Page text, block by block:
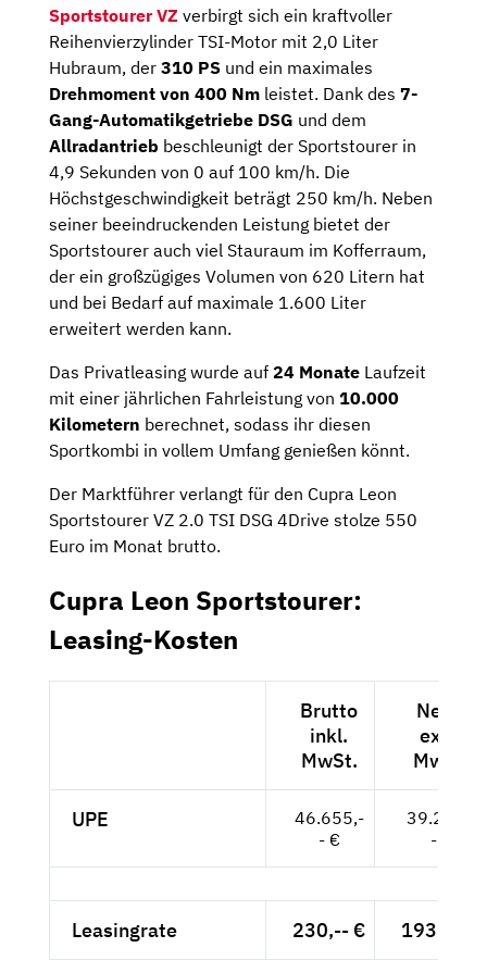
Sportstourer VZ verbirgt sich ein kraftvoller
Reihenvierzylinder TSI-Motor mit 2,0 Liter
Hubraum, der 310 PS und ein maximales
Drehmoment von 400 Nm leistet. Dank des 7-
Gang-Automatikgetriebe DSG und dem
Allradantrieb beschleunigt der Sportstourer in
4,9 Sekunden von 0 auf 100 km/h. Die
Höchstgeschwindigkeit beträgt 250 km/h. Neben
seiner beeindruckenden Leistung bietet der
Sportstourer auch viel Stauraum im Kofferraum,
der ein großzügiges Volumen von 620 Litern hat
und bei Bedarf auf maximale 1.600 Liter
erweitert werden kann.
Das Privatleasing wurde auf 24 Monate Laufzeit
mit einer jährlichen Fahrleistung von 10.000
Kilometern berechnet, sodass ihr diesen
Sportkombi in vollem Umfang genießen könnt.
Der Marktführer verlangt für den Cupra Leon
Sportstourer VZ 2.0 TSI DSG 4Drive stolze 550
Euro im Monat brutto.
Cupra Leon Sportstourer:
Leasing-Kosten
Brutto
inkl.
MwSt.
Netto
exkl.
MwSt.
UPE
46.655,-
- €
39.206,-
- €
Leasingrate 230,-- € 193,28 €